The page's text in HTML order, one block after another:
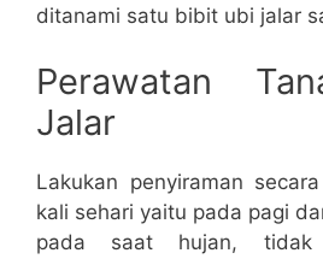
ditanami satu bibit ubi jalar
Perawatan
Jalar
Lakukan penyiraman
kali sehari yaitu pada pagi
pada saat hujan, tidak